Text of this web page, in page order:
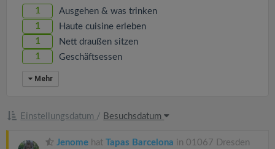
1 Ausgehen & was trinken
1 Haute cuisine erleben
1 Nett draußen sitzen
1 Geschäftsessen
Mehr
Einstellungsdatum / Besuchsdatum
Jenome hat Tapas Barcelona in 01067 Dresden